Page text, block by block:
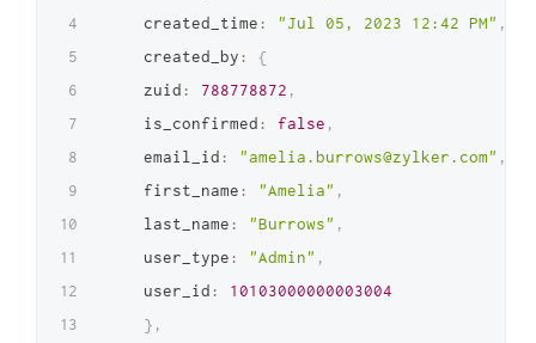
    created_time
: "Jul 05, 2023 12:42 PM" ,
    created_by
:
{
    zuid
: 788778872 ,
    is_confirmed
: false ,
    email_id
: "amelia.burrows@zylker.com" ,
    first_name
: "Amelia" ,
    last_name
: "Burrows" ,
    user_type
: "Admin" ,
    user_id
:
10103000000003004
} ,